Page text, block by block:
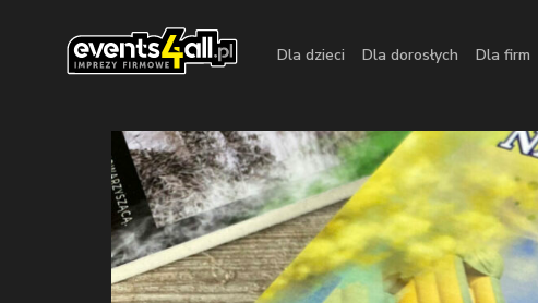
Dla dzieci Dla dorosłych Dla firm